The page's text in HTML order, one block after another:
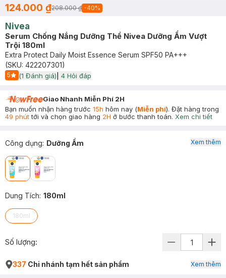
124.000 ₫208.000 ₫ -40%
Nivea
Serum Chống Nắng Dưỡng Thể Nivea Dưỡng Ẩm Vượt
Trội 180ml
Extra Protect Daily Moist Essence Serum SPF50 PA+++
(SKU: 422207301)
5
Start Icon
(1 Đánh giá) 4 Hỏi đáp
Giao Nhanh Miễn Phí 2H
Bạn muốn nhận hàng trước 15h hôm nay (Miễn phí). Đặt hàng trong
49 phúttới và chọn giao hàng 2H ở bước thanh toán. Xem chi tiết
Công dụng: Dưỡng Ẩm
Dung Tích: 180ml
180ml
Xem thêm
Số lượng:
337 Chi nhánh tạm hết sản phẩm Xem thêm